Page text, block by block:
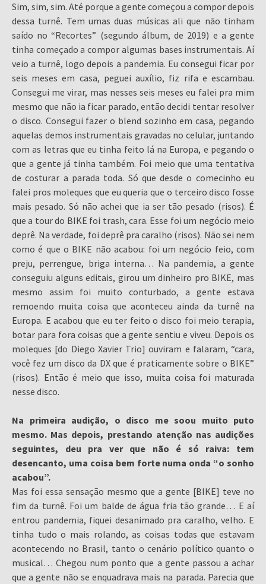
Sim, sim, sim. Até porque a gente começou a compor depois
dessa turnê. Tem umas duas músicas ali que não tinham
saído no “Recortes” (segundo álbum, de 2019) e a gente
tinha começado a compor algumas bases instrumentais. Aí
veio a turnê, logo depois a pandemia. Eu consegui ficar por
seis meses em casa, peguei auxílio, fiz rifa e escambau.
Consegui me virar, mas nesses seis meses eu falei pra mim
mesmo que não ia ficar parado, então decidi tentar resolver
o disco. Consegui fazer o blend sozinho em casa, pegando
aquelas demos instrumentais gravadas no celular, juntando
com as letras que eu tinha feito lá na Europa, e pegando o
que a gente já tinha também. Foi meio que uma tentativa
de costurar a parada toda. Só que desde o comecinho eu
falei pros moleques que eu queria que o terceiro disco fosse
mais pesado. Só não achei que ia ser tão pesado (risos). É
que a tour do BIKE foi trash, cara. Esse foi um negócio meio
deprê. Na verdade, foi deprê pra caralho (risos). Não sei nem
como é que o BIKE não acabou: foi um negócio feio, com
preju, perrengue, briga interna… Na pandemia, a gente
conseguiu alguns editais, girou um dinheiro pro BIKE, mas
mesmo assim foi muito conturbado, a gente estava
remoendo muita coisa que aconteceu ainda da turnê na
Europa. E acabou que eu ter feito o disco foi meio terapia,
botar para fora coisas que a gente sentiu e viveu. Depois os
moleques [do Diego Xavier Trio] ouviram e falaram, “cara,
você fez um disco da DX que é praticamente sobre o BIKE”
(risos). Então é meio que isso, muita coisa foi maturada
nesse disco.
Na primeira audição, o disco me soou muito puto
mesmo. Mas depois, prestando atenção nas audições
seguintes, deu pra ver que não é só raiva: tem
desencanto, uma coisa bem forte numa onda “o sonho
acabou”.
Mas foi essa sensação mesmo que a gente [BIKE] teve no
fim da turnê. Foi um balde de água fria tão grande… E aí
entrou pandemia, fiquei desanimado pra caralho, velho. E
tinha tudo o mais rolando, as coisas todas que estavam
acontecendo no Brasil, tanto o cenário político quanto o
musical… Chegou num ponto que a gente passou a achar
que a gente não se enquadrava mais na parada. Parecia que